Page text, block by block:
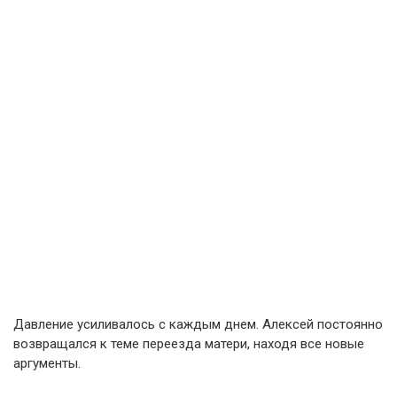
Давление усиливалось с каждым днем. Алексей постоянно
возвращался к теме переезда матери, находя все новые
аргументы.